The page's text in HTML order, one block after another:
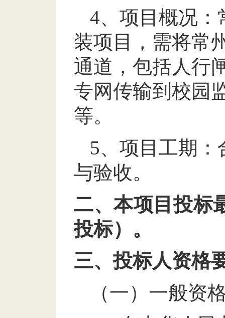
4、项目概况
装项目 ， 需将常
通道 ， 包括人行
专网传输到校园
等。
5、 项目工期 ：
与验收。
二、本项目投标
投标） 。
三、投标人资格
（一）一般资